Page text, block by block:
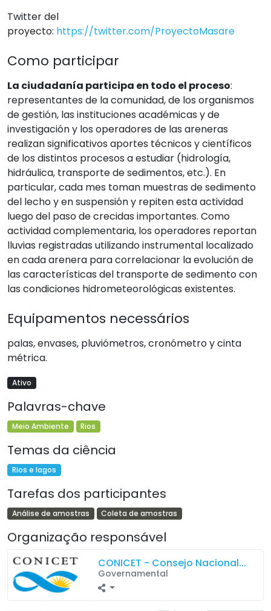
Twitter del
proyecto: https://twitter.com/ProyectoMasare
Como participar
La ciudadanía participa en todo el proceso:
representantes de la comunidad, de los organismos
de gestión, las instituciones académicas y de
investigación y los operadores de las areneras
realizan significativos aportes técnicos y científicos
de los distintos procesos a estudiar (hidrología,
hidráulica, transporte de sedimentos, etc.). En
particular, cada mes toman muestras de sedimento
del lecho y en suspensión y repiten esta actividad
luego del paso de crecidas importantes. Como
actividad complementaria, los operadores reportan
lluvias registradas utilizando instrumental localizado
en cada arenera para correlacionar la evolución de
las características del transporte de sedimento con
las condiciones hidrometeorológicas existentes.
Equipamentos necessários
palas, envases, pluviómetros, cronómetro y cinta
métrica.
Ativo
Palavras-chave
Meio Ambiente Rios
Temas da ciência
Rios e lagos
Tarefas dos participantes
Análise de amostras Coleta de amostras
Organização responsável
CONICET - Consejo Nacional...
Governamental